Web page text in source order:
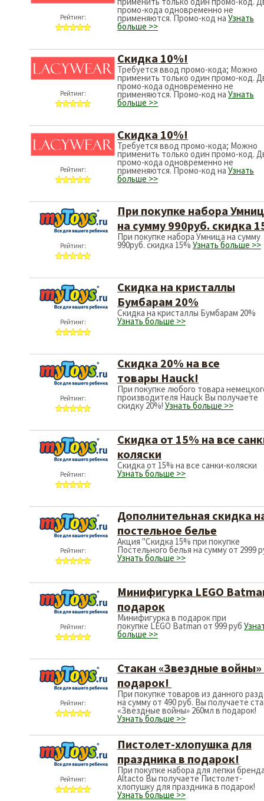
Рейтинг:
промо-кода одновременно не
применяются. Промо-код на Узнать
больше >>
Рейтинг:
Скидка 10%!
Требуется ввод промо-кода; Можно
применить только один промо-код.
промо-кода одновременно не
применяются. Промо-код на Узнать
больше >>
Рейтинг:
Скидка 10%!
Требуется ввод промо-кода; Можно
применить только один промо-код.
промо-кода одновременно не
применяются. Промо-код на Узнать
больше >>
Рейтинг:
При покупке набора
на сумму 990руб. скидка
При покупке набора Умница на сумму
990руб. скидка 15% Узнать больше >>
Рейтинг:
Скидка на кристаллы
Бумбарам 20%
Скидка на кристаллы Бумбарам 20%
Узнать больше >>
Рейтинг:
Скидка 20% на все
товары Hauck!
При покупке любого товара
производителя Hauck Вы получаете
скидку 20%! Узнать больше >>
Рейтинг:
Скидка от 15% на все
коляски
Скидка от 15% на все санки-коляски
Узнать больше >>
Рейтинг:
Дополнительная скидка
постельное белье
Акция "Скидка 15% при покупке
Постельного белья на сумму от 2999
Узнать больше >>
Рейтинг:
Минифигурка LEGO
подарок
Минифигурка в подарок при
покупке LEGO Batman от 999 руб
больше >>
Рейтинг:
Стакан «Звездные войны»
подарок!
При покупке товаров из данного
на сумму от 490 руб. Вы получаете
«Звездные войны» 260мл в подарок!
Узнать больше >>
Рейтинг:
Пистолет-хлопушка для
праздника в подарок!
При покупке набора для лепки
Altacto Вы получаете Пистолет-
хлопушку для праздника в подарок!
Узнать больше >>